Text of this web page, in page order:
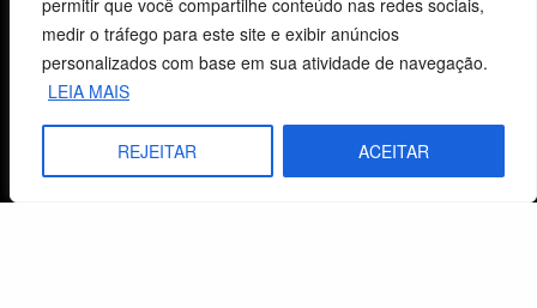
permitir que você compartilhe conteúdo nas redes sociais,
medir o tráfego para este site e exibir anúncios
personalizados com base em sua atividade de navegação.
LEIA MAIS
REJEITAR ACEITAR
Lista de Desejos
Termos e Condições
Centro de Estudos Bíblicos